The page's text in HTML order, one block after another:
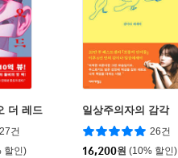
더 레드
27건
할인)
일상주의자의 감각
26건
16,200원 (10% 할인)